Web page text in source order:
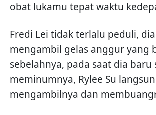
obat lukamu tepat waktu
Fredi Lei tidak terlalu peduli,
mengambil gelas anggur yang
sebelahnya, pada saat dia baru
meminumnya, Rylee Su
mengambilnya dan